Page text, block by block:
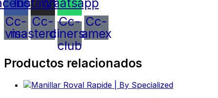
Instagram
Whatsapp
Cc-
visa
Cc-
mastercard
Cc-
diners-
club
Cc-
amex
Productos relacionados